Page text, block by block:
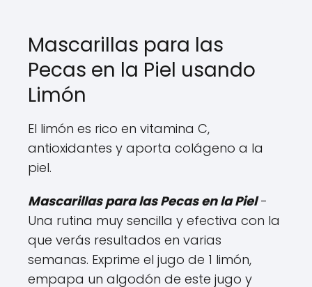
Mascarillas para las
Pecas en la Piel usando
Limón
El limón es rico en vitamina C,
antioxidantes y aporta colágeno a la
piel.
Mascarillas para las Pecas en la Piel-
Una rutina muy sencilla y efectiva con la
que verás resultados en varias
semanas. Exprime el jugo de 1 limón,
empapa un algodón de este jugo y